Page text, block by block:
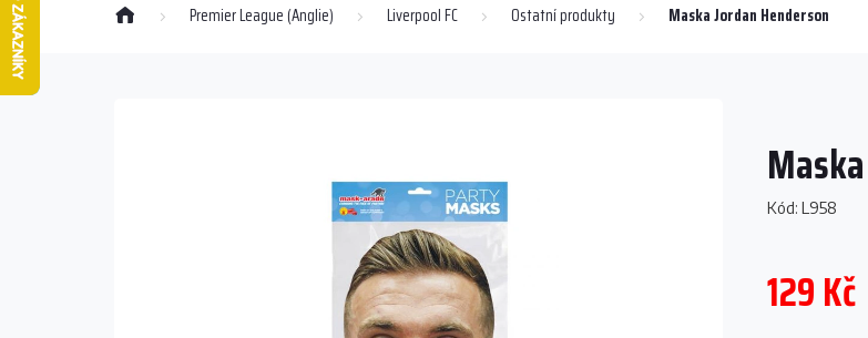
Domů Premier League (Anglie) Liverpool FC Ostatní produkty Maska Jordan Henderson
Kód: L958
129 Kč